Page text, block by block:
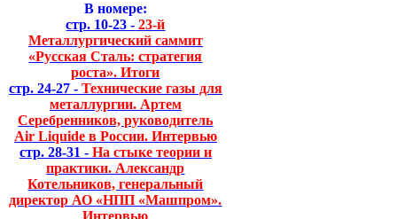
В номере:
стр. 10-23 - 23-й
Металлургический саммит
«Русская Сталь: стратегия
роста». Итоги
стр. 24-27 - Технические газы для
металлургии. Артем
Серебренников, руководитель
Air Liquide в России. Интервью
стр. 28-31 - На стыке теории и
практики. Александр
Котельников, генеральный
директор АО «НПП «Машпром».